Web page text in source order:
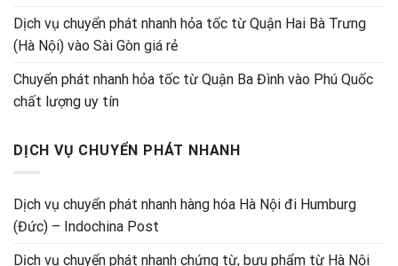
Dịch vụ chuyển phát nhanh hỏa tốc từ Quận Hai Bà Trưng
(Hà Nội) vào Sài Gòn giá rẻ
Chuyển phát nhanh hỏa tốc từ Quận Ba Đình vào Phú Quốc
chất lượng uy tín
DỊCH VỤ CHUYỂN PHÁT NHANH
Dịch vụ chuyển phát nhanh hàng hóa Hà Nội đi Humburg
(Đức) – Indochina Post
Dịch vụ chuyển phát nhanh chứng từ, bưu phẩm từ Hà Nội